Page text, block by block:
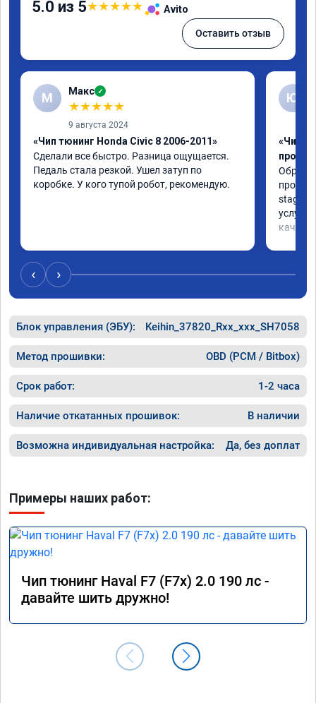
5.0 из 5★★★★★ Avito
Оставить отзыв
М Макс ✓
★★★★★
9 августа 2024
«Чип тюнинг Honda Civic 8 2006-2011»
Сделали все быстро. Разница ощущается.
Педаль стала резкой. Ушел затуп по
коробке. У кого тупой робот, рекомендую.
Ю
«Чип
stage 1,
услуга
‹ ›
Блок управления (ЭБУ): Keihin_37820_Rxx_xxx_SH7058
Метод прошивки: OBD (PCM / Bitbox)
Срок работ: 1-2 часа
Наличие откатанных прошивок: В наличии
Возможна индивидуальная настройка: Да, без доплат
Примеры наших работ:
Чип тюнинг Haval F7 (F7x) 2.0 190 лс -
давайте шить дружно!